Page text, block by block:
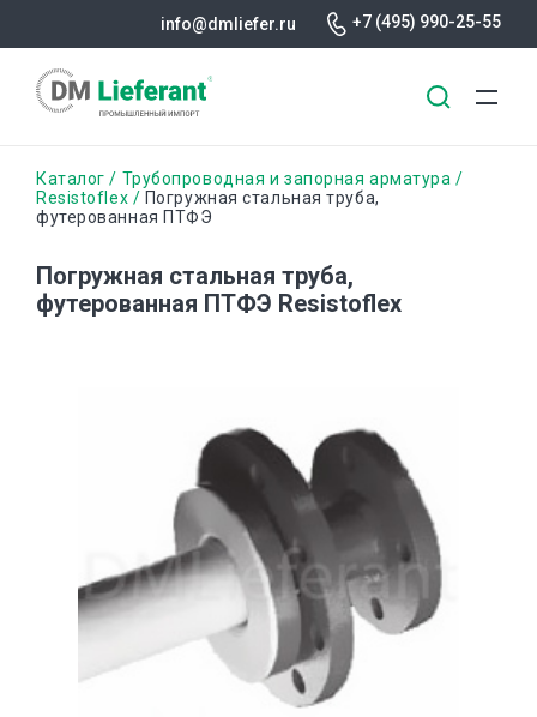
основному
info@dmliefer.ru +7 (495) 990-25-55
Строка
навигации
Каталог
Трубопроводная и запорная арматура
Resistoflex
Погружная стальная труба,
футерованная ПТФЭ
Погружная стальная труба,
футерованная ПТФЭ Resistoflex